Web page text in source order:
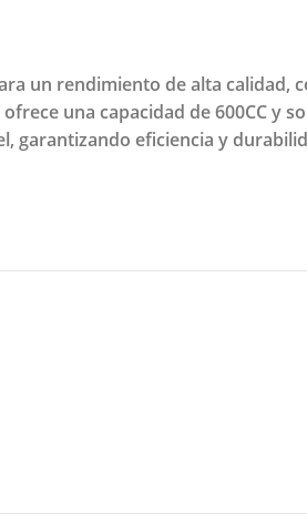
un rendimiento de alta
una capacidad de 600CC y
garantizando eficiencia y